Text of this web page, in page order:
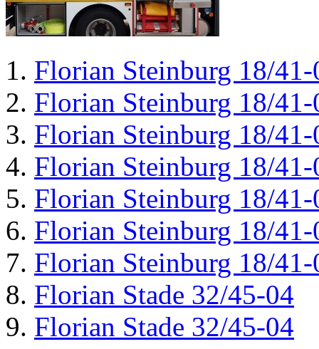
Florian Steinburg 18/41-
Florian Steinburg 18/41-
Florian Steinburg 18/41-
Florian Steinburg 18/41-
Florian Steinburg 18/41-
Florian Steinburg 18/41-
Florian Steinburg 18/41-
Florian Stade 32/45-04
Florian Stade 32/45-04